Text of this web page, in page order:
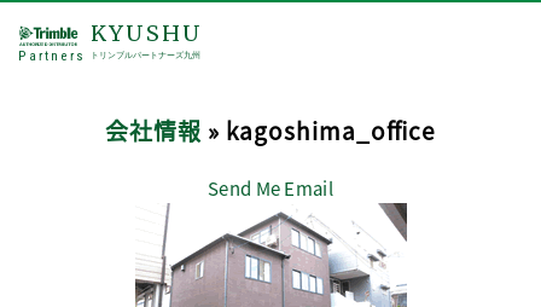
Partners
KYUSHU
トリンブルパートナーズ九州
会社情報 » kagoshima_office
Send Me Email